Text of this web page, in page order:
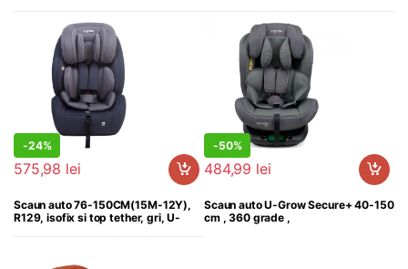
Scaun auto 76-150CM(15M-12Y),
R129, isofix si top tether, gri, U-
-24%
575,98 lei
759,99lei
Scaun auto U-Grow Secure+ 40-150
cm , 360 grade ,
-50%
484,99 lei
969,98lei